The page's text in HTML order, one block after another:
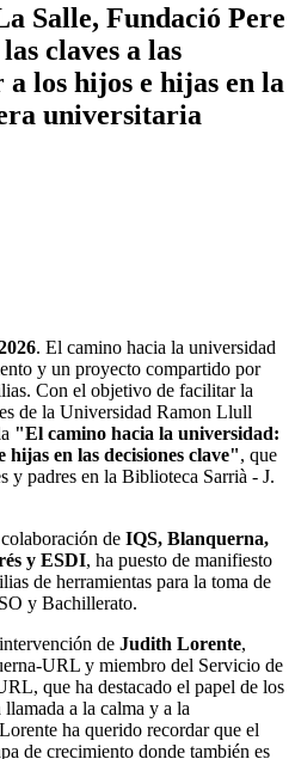
Salle, Fundació Pere
claves a las
los hijos e hijas en la
universitaria
. El camino hacia la universidad
y un proyecto compartido por
Con el objetivo de facilitar la
de la Universidad Ramon Llull
"El camino hacia la universidad:
hijas en las decisiones clave", que
y padres en la Biblioteca Sarrià - J.
de IQS, Blanquerna,
y ESDI, ha puesto de manifiesto
de herramientas para la toma de
y Bachillerato.
de Judith Lorente,
URL y miembro del Servicio de
que ha destacado el papel de los
a la calma y a la
ha querido recordar que el
de crecimiento donde también es